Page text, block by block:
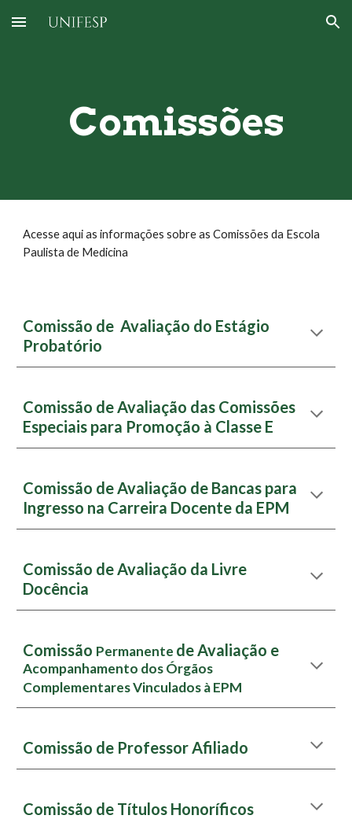
Skip to main content Skip to navigation
Comissões
Acesse aqui as informações sobre as Comissões da Escola
Paulista de Medicina
Comissão de Avaliação do Estágio
Probatório
Comissão de Avaliação das Comissões
Especiais para Promoção à Classe E
Comissão de Avaliação de Bancas para
Ingresso na Carreira Docente da EPM
Comissão de Avaliação da Livre
Docência
Comissão Permanente de Avaliação e
Acompanhamento dos Órgãos
Complementares Vinculados à EPM
Comissão de Professor Afiliado
Comissão de Títulos Honoríficos